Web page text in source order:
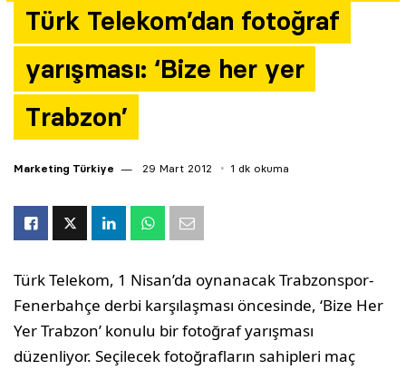
Türk Telekom’dan fotoğraf
yarışması: ‘Bize her yer
Trabzon’
Marketing Türkiye 29 Mart 2012 1 dk okuma
Türk Telekom, 1 Nisan’da oynanacak Trabzonspor-
Fenerbahçe derbi karşılaşması öncesinde, ‘Bize Her
Yer Trabzon’ konulu bir fotoğraf yarışması
düzenliyor. Seçilecek fotoğrafların sahipleri maç
Yazarlar
Araştırma